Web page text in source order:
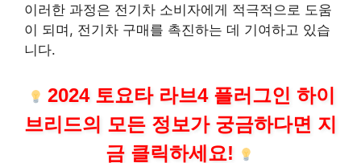
이러한 과정은 전기차 소비자에게 적극적으로 도움
이 되며, 전기차 구매를 촉진하는 데 기여하고 있습
니다.
2024 토요타 라브4 플러그인 하이
브리드의 모든 정보가 궁금하다면 지
금 클릭하세요!